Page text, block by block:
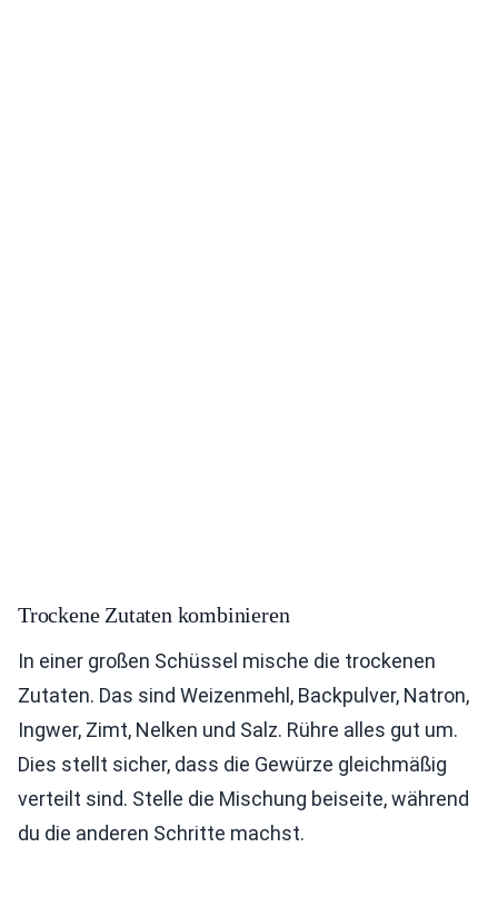
Trockene Zutaten kombinieren
In einer großen Schüssel mische die trockenen
Zutaten. Das sind Weizenmehl, Backpulver, Natron,
Ingwer, Zimt, Nelken und Salz. Rühre alles gut um.
Dies stellt sicher, dass die Gewürze gleichmäßig
verteilt sind. Stelle die Mischung beiseite, während
du die anderen Schritte machst.